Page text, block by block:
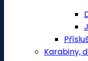
Karabiny,